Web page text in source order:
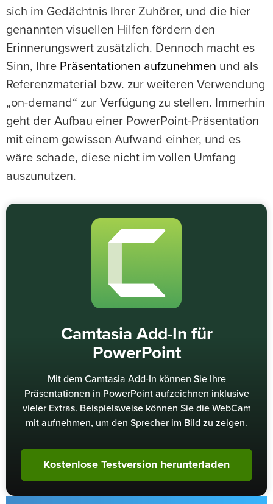
sich im Gedächtnis Ihrer Zuhörer, und die hier
genannten visuellen Hilfen fördern den
Erinnerungswert zusätzlich. Dennoch macht es
Sinn, Ihre Präsentationen aufzunehmen und als
Referenzmaterial bzw. zur weiteren Verwendung
„on-demand“ zur Verfügung zu stellen. Immerhin
geht der Aufbau einer PowerPoint-Präsentation
mit einem gewissen Aufwand einher, und es
wäre schade, diese nicht im vollen Umfang
auszunutzen.
Camtasia Add-In für
PowerPoint
Mit dem Camtasia Add-In können Sie Ihre
Präsentationen in PowerPoint aufzeichnen inklusive
vieler Extras. Beispielsweise können Sie die WebCam
mit aufnehmen, um den Sprecher im Bild zu zeigen.
Kostenlose Testversion herunterladen